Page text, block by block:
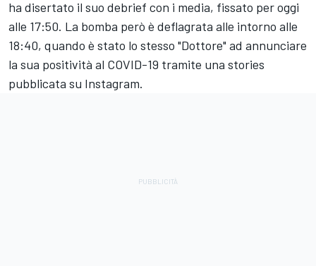
ha disertato il suo debrief con i media, fissato per oggi
alle 17:50. La bomba però è deflagrata alle intorno alle
18:40, quando è stato lo stesso "Dottore" ad annunciare
la sua positività al COVID-19 tramite una stories
pubblicata su Instagram.